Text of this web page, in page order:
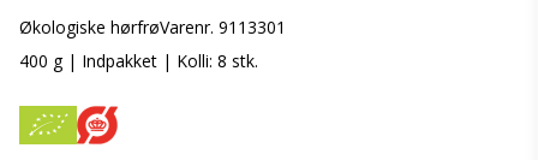
Økologiske hørfrøVarenr. 9113301
400 g | Indpakket | Kolli: 8 stk.